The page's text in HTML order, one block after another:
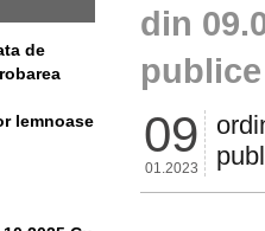
de
lemnoase
din
publice
09
01.2023